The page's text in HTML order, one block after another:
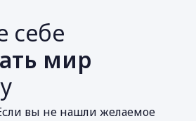
себе
мир
вы не нашли желаемое